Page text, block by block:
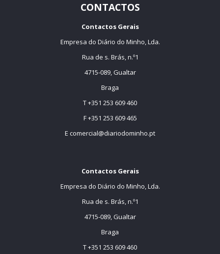
CONTACTOS
Contactos Gerais
Empresa do Diário do Minho, Lda.
Rua de s. Brás, n.º1
4715-089, Gualtar
Braga
T +351 253 609 460
F +351 253 609 465
E comercial@diariodominho.pt
Contactos Gerais
Empresa do Diário do Minho, Lda.
Rua de s. Brás, n.º1
4715-089, Gualtar
Braga
T +351 253 609 460